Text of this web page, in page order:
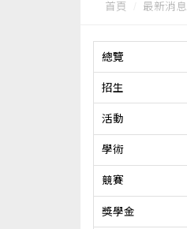
首頁 最新消息
總覽
招生
活動
學術
競賽
獎學金